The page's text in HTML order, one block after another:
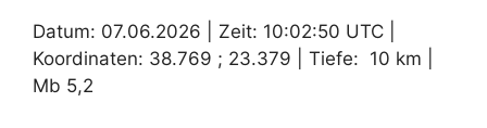
Datum: 07.06.2026 | Zeit: 10:02:50 UTC |
Koordinaten: 38.769 ; 23.379 | Tiefe: 10 km |
Mb 5,2